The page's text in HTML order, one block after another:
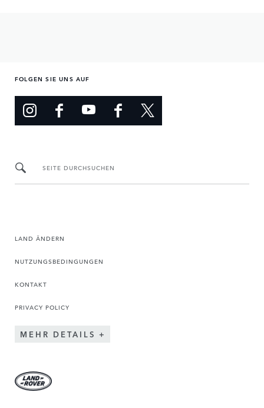
FOLGEN SIE UNS AUF
SEITE DURCHSUCHEN
LAND ÄNDERN
NUTZUNGSBEDINGUNGEN
KONTAKT
PRIVACY POLICY
MEHR DETAILS